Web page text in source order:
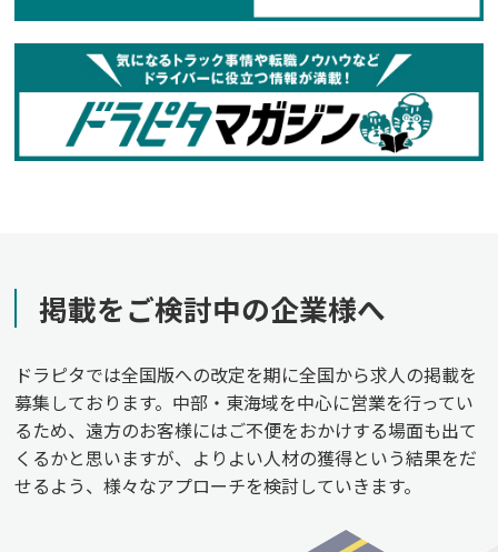
掲載をご検討中の企業様へ
ドラピタでは全国版への改定を期に全国から求人の掲載を
募集しております。中部・東海域を中心に営業を行ってい
るため、遠方のお客様にはご不便をおかけする場面も出て
くるかと思いますが、よりよい人材の獲得という結果をだ
せるよう、様々なアプローチを検討していきます。